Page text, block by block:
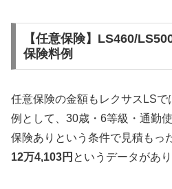
【任意保険】LS460/
保険料例
任意保険の金額もレクサスLSで
例として、30歳・6等級・通勤
保険ありという条件で見積もっ
12万4,103円 というデータがあり